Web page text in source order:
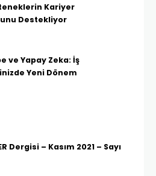
Kariyer
Destekliyor
ve Yapay Zeka: İş
Yeni Dönem
Dergisi – Kasım 2021 – Sayı